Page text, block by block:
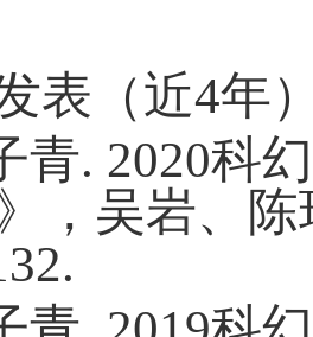
表（近4年
青. 2020科
，吴岩、